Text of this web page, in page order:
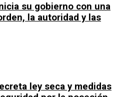
su gobierno con una
la autoridad y las
ley seca y medidas